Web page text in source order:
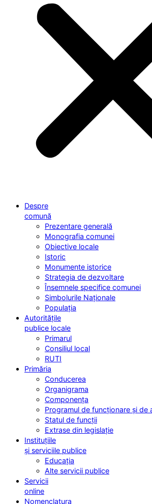
Despre
comună
Prezentare generală
Monografia comunei
Obiective locale
Istoric
Monumente istorice
Strategia de dezvoltare
Însemnele specifice comunei
Simbolurile Naționale
Populația
Autoritățile
publice locale
Primarul
Consiliul local
RUTI
Primăria
Conducerea
Organigrama
Componența
Programul de funcționare și de
Statul de funcții
Extrase din legislație
Instituțiile
și serviciile publice
Educația
Alte servicii publice
Servicii
online
Nomenclatura